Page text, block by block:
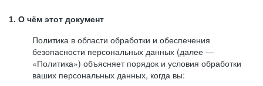
1. О чём этот документ
Политика в области обработки и обеспечения
безопасности персональных данных (далее —
«Политика») объясняет порядок и условия обработки
ваших персональных данных, когда вы: